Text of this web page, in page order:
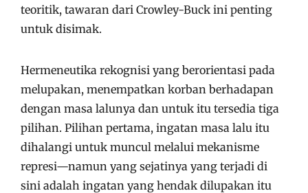
teoritik, tawaran dari Crowley-Buck ini penting
untuk disimak.
Hermeneutika rekognisi yang berorientasi pada
melupakan, menempatkan korban berhadapan
dengan masa lalunya dan untuk itu tersedia tiga
pilihan. Pilihan pertama, ingatan masa lalu itu
dihalangi untuk muncul melalui mekanisme
represi—namun yang sejatinya yang terjadi di
sini adalah ingatan yang hendak dilupakan itu